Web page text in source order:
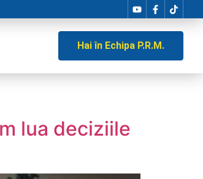
Hai în Echipa P.R.M.
lua deciziile